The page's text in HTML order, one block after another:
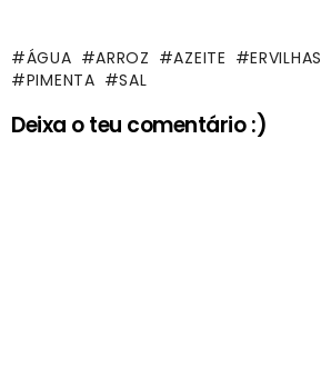
ÁGUA ARROZ AZEITE ERVILHAS
PIMENTA
SAL
Deixa o teu comentário :)